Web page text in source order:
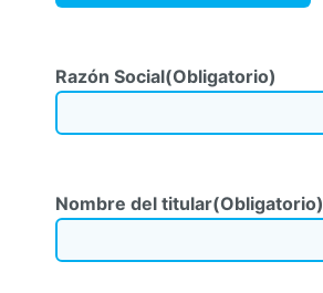
Razón Social(Obligatorio)
Nombre del titular(Obligatorio)